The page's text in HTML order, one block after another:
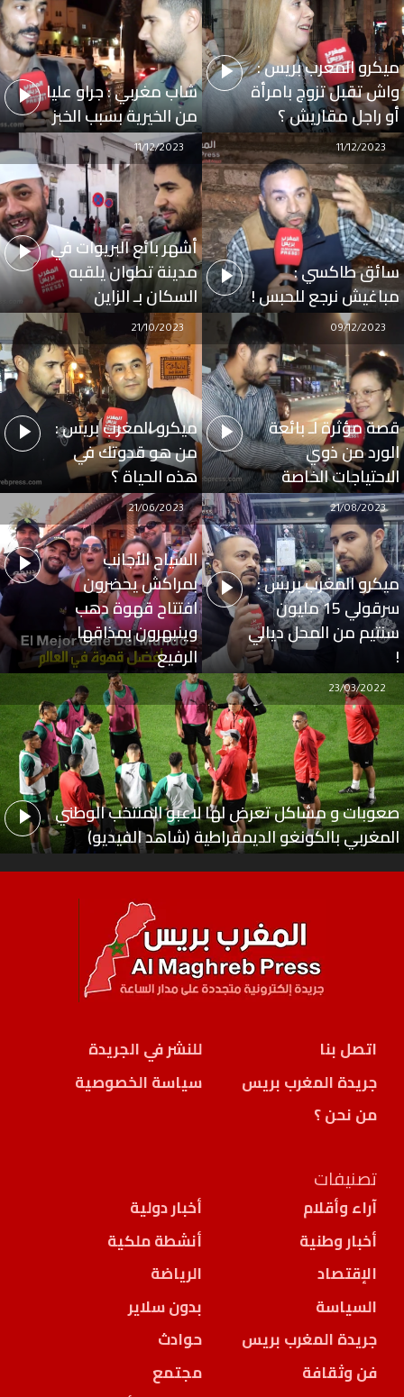
ميكرو المغرب بريس :
واش تقبل تزوج بامرأة
أو راجل مقاريش ؟
شاب مغربي : جراو عليا
من الخيرية بسبب الخبز
سائق طاكسي :
مباغيش نرجع للحبس !
11/12/2023
أشهر بائع البريوات في
مدينة تطوان يلقبه
السكان بـ الزاين
11/12/2023
قصة مؤثرة لـ بائعة
الورد من ذوي
الاحتياجات الخاصة
09/12/2023
ميكرو المغرب بريس :
من هو قدوتك في
هذه الحياة ؟
21/10/2023
ميكرو المغرب بريس :
سرقولي 15 مليون
سنتيم من المحل ديالي
!
21/08/2023
السياح الأجانب
بمراكش يحضرون
افتتاح قهوة دهب
وينبهرون بمذاقها
الرفيع
21/06/2023
صعوبات و مشاكل تعرض لها لاعبو المنتخب الوطني
المغربي بالكونغو الديمقراطية (شاهد الفيديو)
23/03/2022
اتصل بنا
للنشر في الجريدة
جريدة المغرب بريس
سياسة الخصوصية
من نحن ؟
تصنيفات
آراء وأقلام
أخبار دولية
أخبار وطنية
أنشطة ملكية
الإقتصاد
الرياضة
السياسة
بدون سلاير
جريدة المغرب بريس
حوادث
فن وثقافة
مجتمع